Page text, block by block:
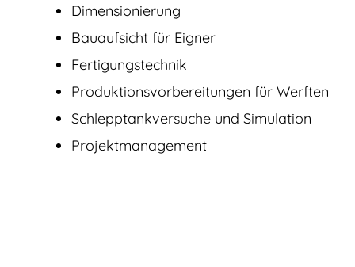
Dimensionierung
Bauaufsicht für Eigner
Fertigungstechnik
Produktions­vorbereitungen für Werften
Schlepptankversuche und Simulation
Projektmanagement